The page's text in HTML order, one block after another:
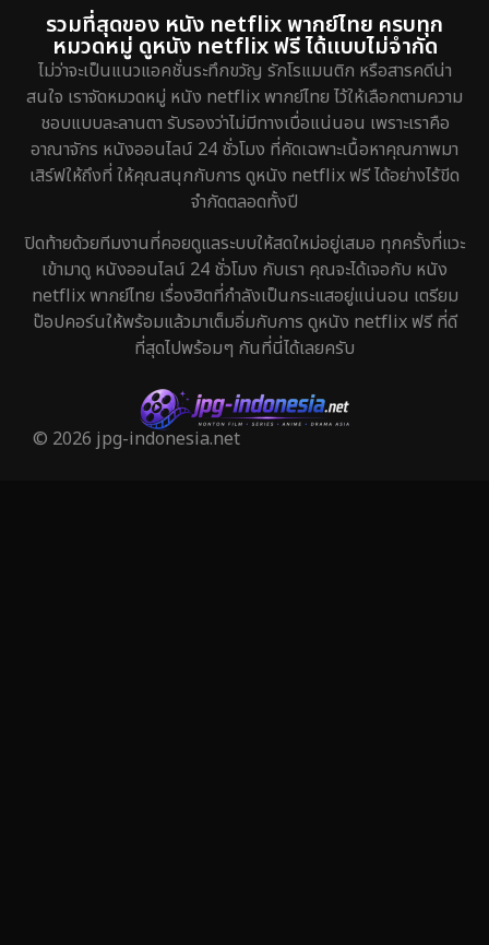
รวมที่สุดของ หนัง netflix พากย์ไทย ครบทุก
หมวดหมู่ ดูหนัง netflix ฟรี ได้แบบไม่จำกัด
ไม่ว่าจะเป็นแนวแอคชั่นระทึกขวัญ รักโรแมนติก หรือสารคดีน่า
สนใจ เราจัดหมวดหมู่ หนัง netflix พากย์ไทย ไว้ให้เลือกตามความ
ชอบแบบละลานตา รับรองว่าไม่มีทางเบื่อแน่นอน เพราะเราคือ
อาณาจักร หนังออนไลน์ 24 ชั่วโมง ที่คัดเฉพาะเนื้อหาคุณภาพมา
เสิร์ฟให้ถึงที่ ให้คุณสนุกกับการ ดูหนัง netflix ฟรี ได้อย่างไร้ขีด
จำกัดตลอดทั้งปี
ปิดท้ายด้วยทีมงานที่คอยดูแลระบบให้สดใหม่อยู่เสมอ ทุกครั้งที่แวะ
เข้ามาดู หนังออนไลน์ 24 ชั่วโมง กับเรา คุณจะได้เจอกับ หนัง
netflix พากย์ไทย เรื่องฮิตที่กำลังเป็นกระแสอยู่แน่นอน เตรียม
ป๊อปคอร์นให้พร้อมแล้วมาเต็มอิ่มกับการ ดูหนัง netflix ฟรี ที่ดี
ที่สุดไปพร้อมๆ กันที่นี่ได้เลยครับ
© 2026 jpg-indonesia.net